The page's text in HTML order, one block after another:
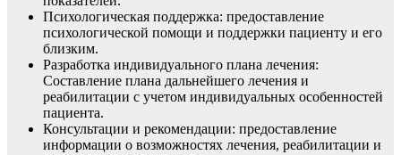
Психологическая поддержка: предоставление
психологической помощи и поддержки пациенту и его
близким.
Разработка индивидуального плана лечения:
Составление плана дальнейшего лечения и
реабилитации с учетом индивидуальных особенностей
пациента.
Консультации и рекомендации: предоставление
информации о возможностях лечения, реабилитации и